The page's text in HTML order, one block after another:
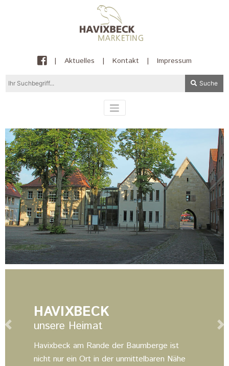
| Aktuelles | Kontakt | Impressum
Suche
HAVIXBECK
unsere Heimat
Havixbeck am Rande der Baumberge ist
nicht nur ein Ort in der unmittelbaren Nähe
Previous